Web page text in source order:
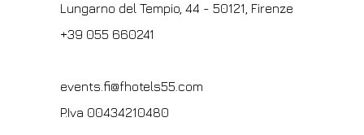
info@hotelpalatino.com
Lungarno del Tempio, 44 - 50121, Firenze
+39 055 660241
events.fi@fhotels55.com
P.Iva 00434210480